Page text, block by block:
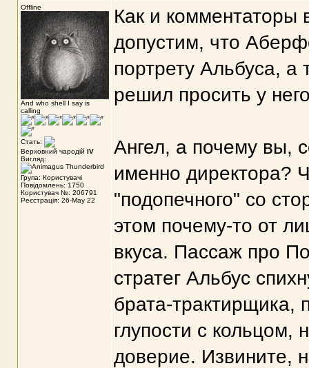
Offline
And who shell I say is
calling
Стать:
Верховний чародій IV
Вигляд:
Група: Користувачі
Повідомлень: 1750
Користувач №: 206791
Реєстрація: 26-May 22
Как и комментаторы
допустим, что
портрету Альбуса, а
решил просить у
Ангел, а почему вы,
именно директора?
"подопечного" со
этом почему-то от
вкуса. Пассаж про
стратег Альбус
брата-трактирщика,
глупости с кольцом,
доверие. Извините,